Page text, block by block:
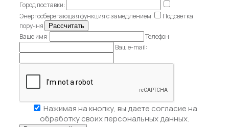
Город поставки:
Энергосберегающая функция с замедлением
Подсветка
поручня
Ваше имя:
Телефон:
Ваш e-mail:
Нажимая на кнопку, вы даете согласие на
обработку своих персональных данных.